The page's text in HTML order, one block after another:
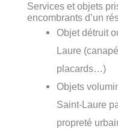
Services et objets
encombrants d’un
Objet détruit
Laure
placards…)
Objets
Saint-Laure
propreté